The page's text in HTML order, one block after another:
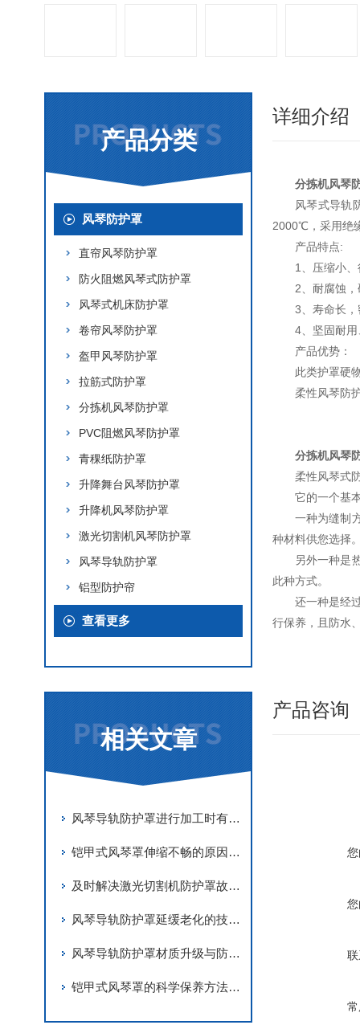
产品分类
风琴防护罩
直帘风琴防护罩
防火阻燃风琴式防护罩
风琴式机床防护罩
卷帘风琴防护罩
盔甲风琴防护罩
拉筋式防护罩
分拣机风琴防护罩
PVC阻燃风琴防护罩
青稞纸防护罩
升降舞台风琴防护罩
升降机风琴防护罩
激光切割机风琴防护罩
风琴导轨防护罩
铝型防护帘
查看更多
相关文章
风琴导轨防护罩进行加工时有哪些要求
铠甲式风琴罩伸缩不畅的原因有哪些？
及时解决激光切割机防护罩故障是实现长期稳定防护的关键
风琴导轨防护罩延缓老化的技术手段
风琴导轨防护罩材质升级与防护优化
铠甲式风琴罩的科学保养方法分享
详细介绍
分拣机风琴
风琴式导轨
2000℃，采用绝
产品特点:
1、压缩小
2、耐腐蚀
3、寿命长
4、坚固耐
产品优势：
此类护罩硬
柔性风琴防
分拣机风琴
柔性风琴式
它的一个基
一种为缝制
种材料供您选择
另外一种是
此种方式。
还一种是经
行保养，且防水
产品咨询